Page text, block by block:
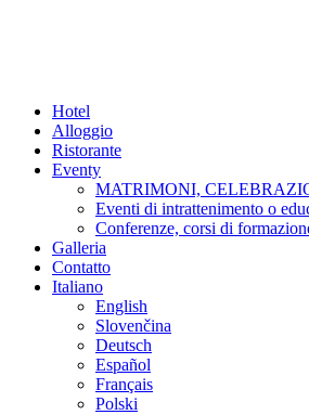
Hotel
Alloggio
Ristorante
Eventy
MATRIMONI,
Eventi di intrattenimento o
Conferenze, corsi di
Galleria
Contatto
Italiano
English
Slovenčina
Deutsch
Español
Français
Polski